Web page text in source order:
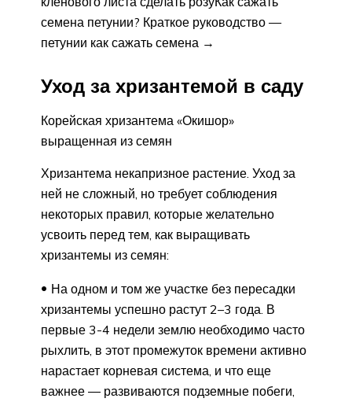
семена петунии? Краткое руководство —
петунии как сажать семена →
Уход за хризантемой в саду
Корейская хризантема «Окишор»
выращенная из семян
Хризантема некапризное растение. Уход за
ней не сложный, но требует соблюдения
некоторых правил, которые желательно
усвоить перед тем, как выращивать
хризантемы из семян:
На одном и том же участке без пересадки
хризантемы успешно растут 2–3 года. В
первые 3-4 недели землю необходимо часто
рыхлить, в этот промежуток времени активно
нарастает корневая система, и что еще
важнее ― развиваются подземные побеги,